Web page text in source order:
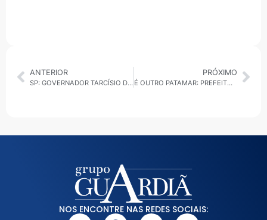
ANTERIOR
SP: GOVERNADOR TARCÍSIO DEIXA A ‘COMPANHEIRA’ SONAIRA FERNANDES A PÃO E ÁGUA NA SECRETARIA DE POLÍTICAS PARA MULHER
PRÓXIMO
É OUTRO PATAMAR: PREFEITO DIZ QUE NÃO BASTA VENCER OS REGIONAIS, SÃO CAETANO PRECISA GANHAR TAMBÉM OS JOGOS ABERTOS
NOS ENCONTRE NAS REDES SOCIAIS: